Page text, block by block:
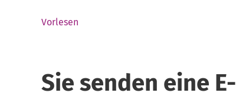
Vorlesen
Sie senden eine